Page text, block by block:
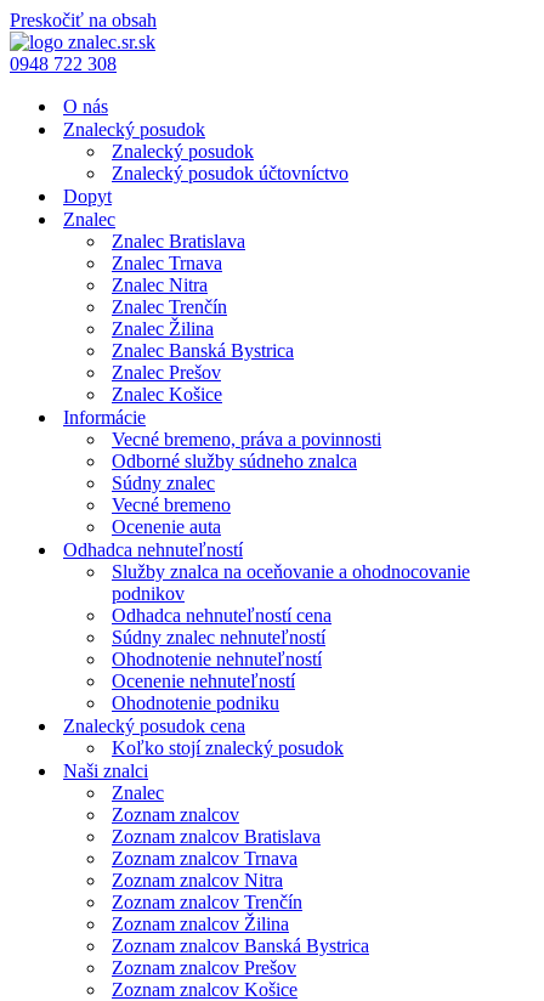
Preskočiť na obsah
0948 722 308
O nás
Znalecký posudok
Znalecký posudok
Znalecký posudok účtovníctvo
Dopyt
Znalec
Znalec Bratislava
Znalec Trnava
Znalec Nitra
Znalec Trenčín
Znalec Žilina
Znalec Banská Bystrica
Znalec Prešov
Znalec Košice
Informácie
Vecné bremeno, práva a povinnosti
Odborné služby súdneho znalca
Súdny znalec
Vecné bremeno
Ocenenie auta
Odhadca nehnuteľností
Služby znalca na oceňovanie a ohodnocovanie
podnikov
Odhadca nehnuteľností cena
Súdny znalec nehnuteľností
Ohodnotenie nehnuteľností
Ocenenie nehnuteľností
Ohodnotenie podniku
Znalecký posudok cena
Koľko stojí znalecký posudok
Naši znalci
Znalec
Zoznam znalcov
Zoznam znalcov Bratislava
Zoznam znalcov Trnava
Zoznam znalcov Nitra
Zoznam znalcov Trenčín
Zoznam znalcov Žilina
Zoznam znalcov Banská Bystrica
Zoznam znalcov Prešov
Zoznam znalcov Košice